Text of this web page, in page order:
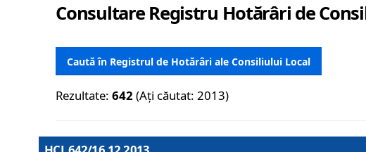
Consultare Registru Hotărâri de
Caută în Registrul de Hotărâri ale Consiliului Local
Rezultate:642 (Ați căutat: 2013)